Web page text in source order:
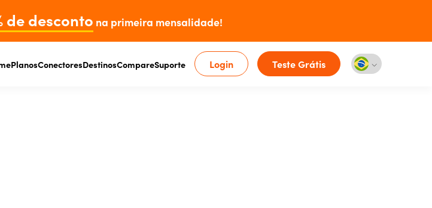
de desconto na primeira mensalidade!
PlanosConectoresDestinosCompareSuporte Login Teste Grátis